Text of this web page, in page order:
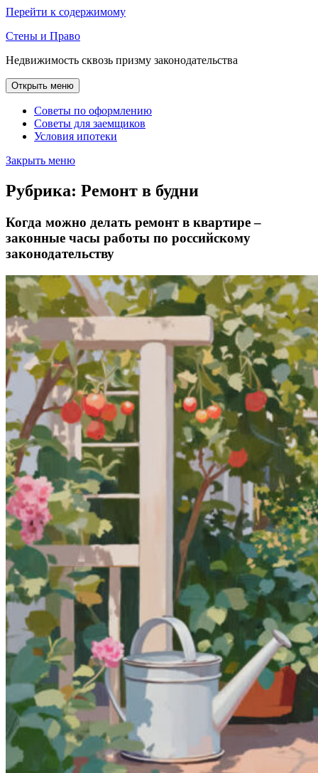
Перейти к содержимому
Стены и Право
Недвижимость сквозь призму законодательства
Открыть меню
Советы по оформлению
Советы для заемщиков
Условия ипотеки
Закрыть меню
Рубрика: Ремонт в будни
Когда можно делать ремонт в квартире –
законные часы работы по российскому
законодательству